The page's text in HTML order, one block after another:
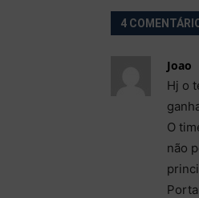
4
Joao
Hj o
O
não